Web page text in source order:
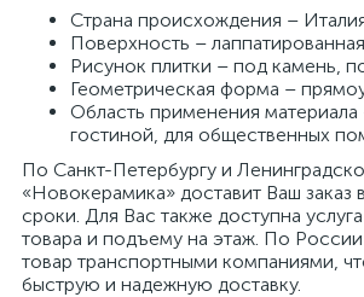
Страна происхождения –
Поверхность –
Рисунок плитки – под камень,
Геометрическая форма –
Область применения материала
гостиной, для общественных
По Санкт-Петербургу и
«Новокерамика» доставит Ваш заказ
сроки. Для Вас также доступна
товара и подъему на этаж. По
товар транспортными компаниями,
быструю и надежную доставку.